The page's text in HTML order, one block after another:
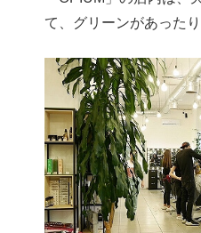
て、グリーンがあった